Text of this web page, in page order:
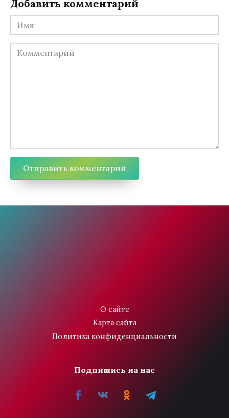
Добавить комментарий
Имя
Комментарий
О сайте
Карта сайта
Политика конфиденциальности
Подпишись на нас